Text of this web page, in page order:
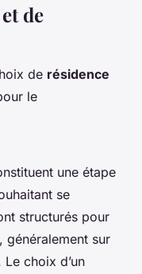
de
de résidence
le
une étape
se
structurés pour
généralement sur
choix d’un